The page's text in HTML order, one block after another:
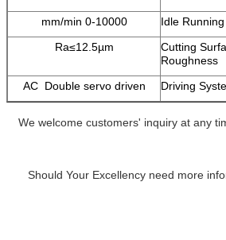
Idle
0-10000 mm/min
Cutting
Roughness
Ra≤12.5µm
Driving
AC Double servo driven
We welcome customers' inquiry at any
Should Your Excellency need more